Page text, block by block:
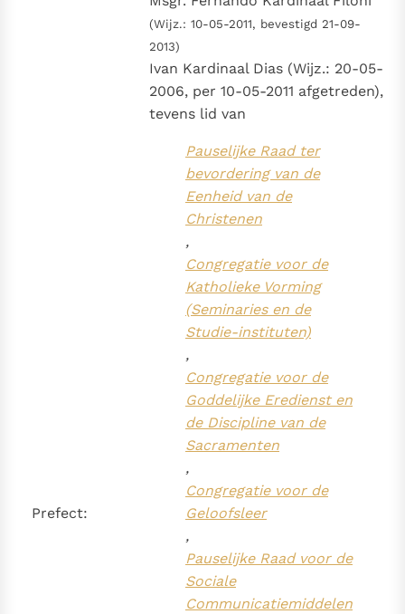
Paus Leo XIV in Pavia: "De stad is zowel een gave als
Paus in Pavia: St. Augustinus toont ons de noodzaak om
"naar het innerlijk" toe te keren.
RK Documenten stelt heel veel belangrijke
kerkelijke documenten van de Rooms
en is volledig afhankelijk van donaties.
Prefect:
(Wijz.: 10-05-2011, bevestigd 21-09-
2013)
Ivan Kardinaal Dias (Wijz.: 20-05-
2006, per 10-05-2011 afgetreden),
tevens lid van
Pauselijke Raad ter
bevordering van de
Eenheid van de
Christenen
,
Congregatie voor de
Katholieke Vorming
(Seminaries en de
Studie-instituten)
,
Congregatie voor de
Goddelijke Eredienst en
de Discipline van de
Sacramenten
,
Congregatie voor de
Geloofsleer
,
Pauselijke Raad voor de
Sociale
Communicatiemiddelen